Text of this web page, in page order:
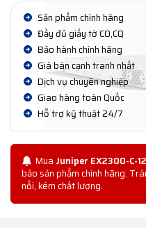
Sản phẩm chính hãng
Đầy đủ giấy tờ CO,CQ
Bảo hành chính hãng
Giá bán cạnh tranh nhất
Dịch vụ chuyên nghiệp
Giao hàng toàn Quốc
Hỗ trợ kỹ thuật 24/7
Mua Juniper EX2300-C-
bảo sản phẩm chính hãng.
nổi, kém chất lượng.